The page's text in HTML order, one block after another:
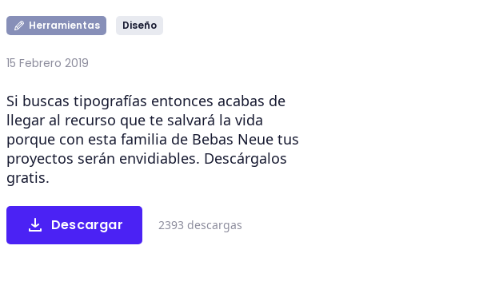
Herramientas Diseño
15 Febrero 2019
Si buscas tipografías entonces acabas de
llegar al recurso que te salvará la vida
porque con esta familia de Bebas Neue tus
proyectos serán envidiables. Descárgalos
gratis.
Descargar 2393 descargas